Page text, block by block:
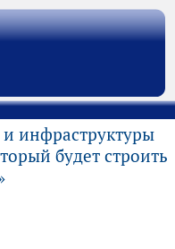
инфраструктуры
будет строить